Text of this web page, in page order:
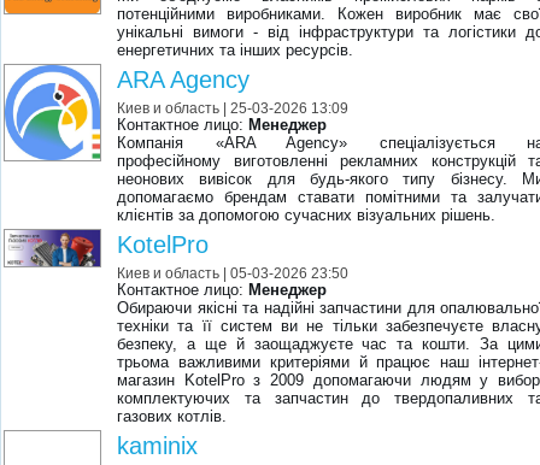
потенційними виробниками. Кожен виробник має
унікальні вимоги - від інфраструктури та логістики
енергетичних та інших ресурсів.
ARA Agency
Киев и область | 25-03-2026 13:09
Контактное лицо: Менеджер
Компанія «ARA Agency» спеціалізується
професійному виготовленні рекламних конструкцій
неонових вивісок для будь-якого типу бізнесу.
допомагаємо брендам ставати помітними та
клієнтів за допомогою сучасних візуальних рішень.
KotelPro
Киев и область | 05-03-2026 23:50
Контактное лицо: Менеджер
Обираючи якісні та надійні запчастини для
техніки та її систем ви не тільки забезпечуєте
безпеку, а ще й заощаджуєте час та кошти. За
трьома важливими критеріями й працює наш
магазин KotelPro з 2009 допомагаючи людям у
комплектуючих та запчастин до твердопаливних
газових котлів.
kaminix